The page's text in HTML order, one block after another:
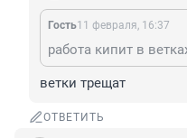
Гость11 февраля, 16:37
работа кипит в
ветки трещат
ОТВЕТИТЬ